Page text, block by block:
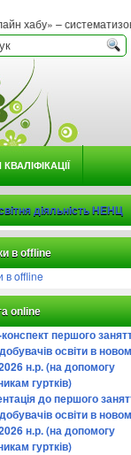
діяльність НЕНЦ
в offline
в offline
online
першого
освіти в
н.р. (на допомогу
гуртків)
до першого
освіти в
н.р. (на допомогу
гуртків)